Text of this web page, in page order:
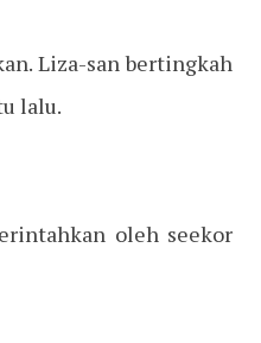
Liza-san bertingkah
lalu.
oleh seekor